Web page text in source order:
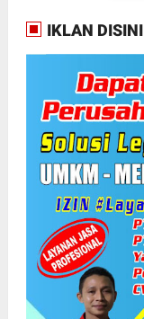
IKLAN DISINI